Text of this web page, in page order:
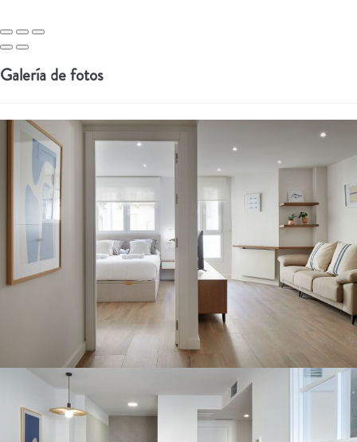
Galería de fotos